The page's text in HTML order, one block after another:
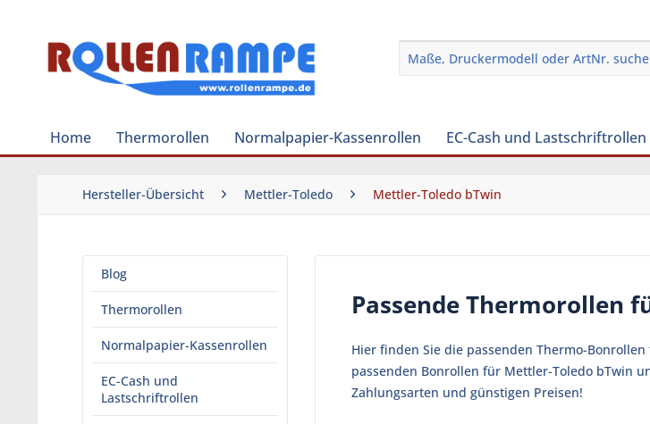
Home Thermorollen Normalpapier-Kassenrollen EC-Cash und Lastschriftrollen
Hersteller-Übersicht Mettler-Toledo Mettler-Toledo bTwin
Blog
Thermorollen
Normalpapier-Kassenrollen
EC-Cash und
Lastschriftrollen
Passende Thermorollen
Hier finden Sie die passenden Thermo-
passenden Bonrollen für Mettler-Toledo bTwin
Zahlungsarten und günstigen Preisen!